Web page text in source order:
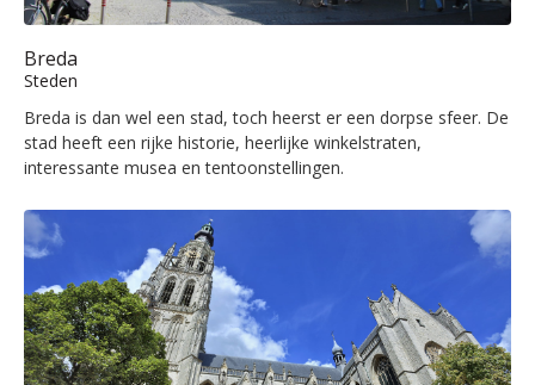
Breda
Steden
Breda is dan wel een stad, toch heerst er een dorpse sfeer. De
stad heeft een rijke historie, heerlijke winkelstraten,
interessante musea en tentoonstellingen.